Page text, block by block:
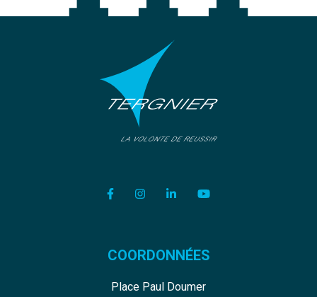
Lien vers le compte Facebook
Lien vers le compte Instagram
Lien vers le compte
Lien vers la chaîne
COORDONNÉES
Place Paul Doumer